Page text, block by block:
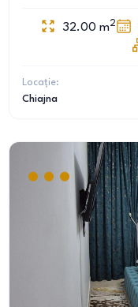
32.00 m2
Locație:
Chiajna